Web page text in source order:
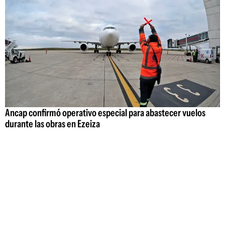
Ancap confirmó operativo especial para abastecer vuelos
durante las obras en Ezeiza